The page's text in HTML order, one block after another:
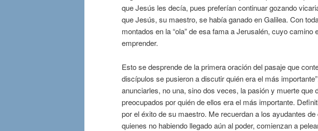
que Jesús les decía, pues preferían continuar gozando
que Jesús, su maestro, se había ganado en Galilea. Con
montados en la “ola” de esa fama a Jerusalén, cuyo camino
emprender.
Esto se desprende de la primera oración del pasaje que
discípulos se pusieron a discutir quién era el más
anunciarles, no una, sino dos veces, la pasión y muerte que
preocupados por quién de ellos era el más importante.
por el éxito de su maestro. Me recuerdan a los ayudantes
quienes no habiendo llegado aún al poder, comienzan a